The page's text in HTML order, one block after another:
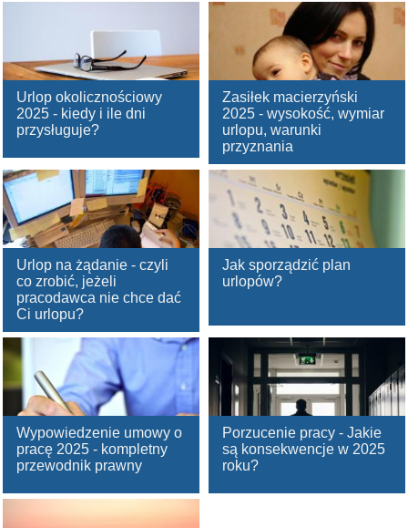
Urlop okolicznościowy
2025 - kiedy i ile dni
przysługuje?
Zasiłek macierzyński
2025 - wysokość, wymiar
urlopu, warunki
przyznania
Urlop na żądanie - czyli
co zrobić, jeżeli
pracodawca nie chce dać
Ci urlopu?
Jak sporządzić plan
urlopów?
Wypowiedzenie umowy o
pracę 2025 - kompletny
przewodnik prawny
Porzucenie pracy - Jakie
są konsekwencje w 2025
roku?